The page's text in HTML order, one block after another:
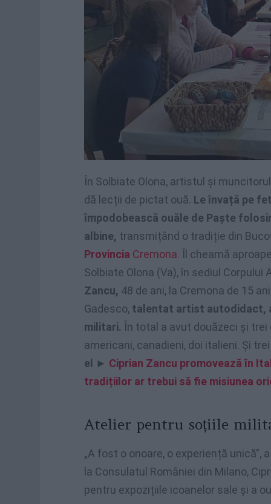
În Solbiate Olona, ​​artistul și
dă lecții de pictat ouă. Le învață pe
împodobească ouăle de Paște
albine, transmițând o tradiție din
Provincia Cremona. Îl cheamă
Solbiate Olona (Va), în sediul Corpului
Zancu, 48 de ani, la Cremona de 15
Gadesco, talentat artist autodidact,
militari. În total a avut douăzeci și trei
americani, canadieni, doi italieni. Și
el ► Ciprian Zancu promovează în
tradițiilor ar trebui să fie misiunea
Atelier pentru soțiile
„A fost o onoare, o experiență
la Consulatul României din Milano,
pentru expozițiile icoanelor sale și a